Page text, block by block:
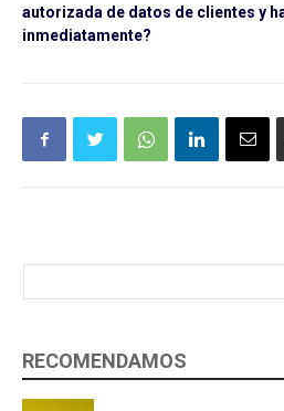
autorizada de datos de clientes y
inmediatamente?
RECOMENDAMOS